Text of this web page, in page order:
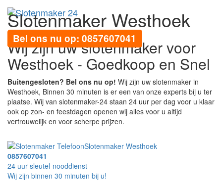
Bel ons nu op: 0857607041
Slotenmaker Westhoek
Wij zijn uw slotenmaker voor
Westhoek - Goedkoop en Snel
Buitengesloten? Bel ons nu op! Wij zijn uw slotenmaker in
Westhoek, Binnen 30 minuten is er een van onze experts bij u ter
plaatse. Wij van slotenmaker-24 staan 24 uur per dag voor u klaar
ook op zon- en feestdagen openen wij alles voor u altijd
vertrouwelijk en voor scherpe prijzen.
Slotenmaker Westhoek
0857607041
24 uur sleutel-nooddienst
Wij zijn binnen 30 minuten bij u!